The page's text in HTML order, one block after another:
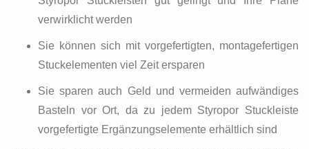
verwirklicht werden
Sie können sich mit vorgefertigten, montagefertigen
Stuckelementen viel Zeit ersparen
Sie sparen auch Geld und vermeiden aufwändiges
Basteln vor Ort, da zu jedem Styropor Stuckleiste
vorgefertigte Ergänzungselemente erhältlich sind